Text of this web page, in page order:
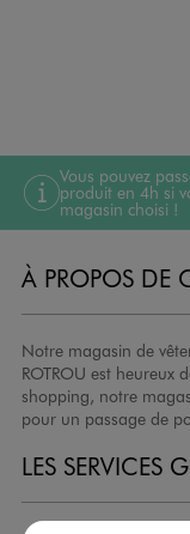
Vous pouvez
produit en 4h si
magasin choisi !
À PROPOS DE
Notre magasin de
ROTROU est heureux
shopping, notre
pour un passage de
LES SERVICES